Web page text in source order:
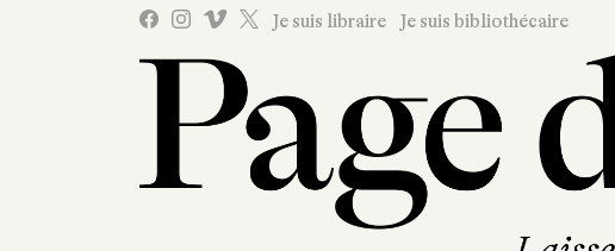
Je suis libraire Je suis bibliothécaire